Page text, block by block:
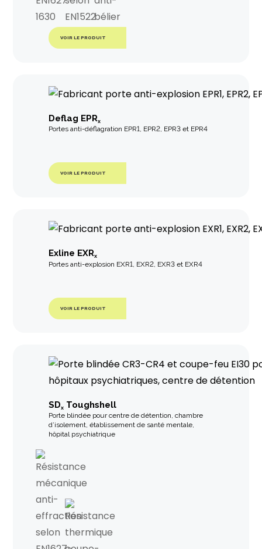
VOIR LE PRODUIT
Deflag EPRx
Portes anti-déflagration EPR1, EPR2, EPR3 et EPR4
VOIR LE PRODUIT
Exline EXRx
Portes anti-explosion EXR1, EXR2, EXR3 et EXR4
VOIR LE PRODUIT
SDxToughshell
Porte blindée pour centre de détention, chambre
d’isolement, établissement de santé mentale,
hôpital psychiatrique